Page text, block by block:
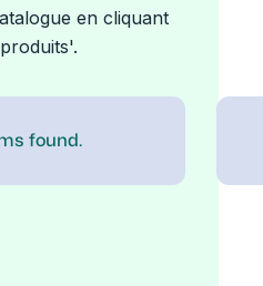
en cliquant
found.